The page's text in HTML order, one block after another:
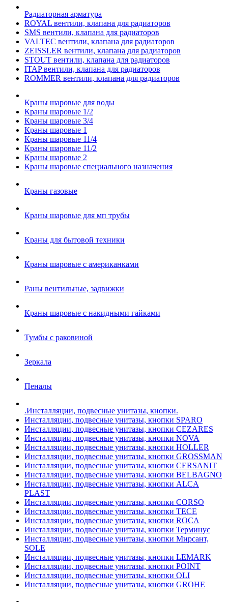
Радиаторная арматура
ROYAL вентили, клапана для радиаторов
SMS вентили, клапана для радиаторов
VALTEC вентили, клапана для радиаторов
ZEISSLER вентили, клапана для радиаторов
STOUT вентили, клапана для радиаторов
ITAP вентили, клапана для радиаторов
ROMMER вентили, клапана для радиаторов
Краны шаровые для воды
Краны шаровые 1/2
Краны шаровые 3/4
Краны шаровые 1
Краны шаровые 11/4
Краны шаровые 11/2
Краны шаровые 2
Краны шаровые специального назначения
Краны газовые
Краны шаровые для мп трубы
Краны для бытовой техники
Краны шаровые с американками
Раны вентильные, задвижки
Краны шаровые с накидными гайками
Тумбы с раковиной
Зеркала
Пеналы
.Инсталляции, подвесные унитазы, кнопки.
Инсталляции, подвесные унитазы, кнопки SPARO
Инсталляции, подвесные унитазы, кнопки CEZARES
Инсталляции, подвесные унитазы, кнопки NOVA
Инсталляции, подвесные унитазы, кнопки HOLLER
Инсталляции, подвесные унитазы, кнопки GROSSMAN
Инсталляции, подвесные унитазы, кнопки CERSANIT
Инсталляции, подвесные унитазы, кнопки BELBAGNO
Инсталляции, подвесные унитазы, кнопки ALCA
PLAST
Инсталляции, подвесные унитазы, кнопки CORSO
Инсталляции, подвесные унитазы, кнопки TECE
Инсталляции, подвесные унитазы, кнопки ROCA
Инсталляции, подвесные унитазы, кнопки Терминус
Инсталляции, подвесные унитазы, кнопки Мирсант,
SOLE
Инсталляции, подвесные унитазы, кнопки LEMARK
Инсталляции, подвесные унитазы, кнопки POINT
Инсталляции, подвесные унитазы, кнопки OLI
Инсталляции, подвесные унитазы, кнопки GROHE